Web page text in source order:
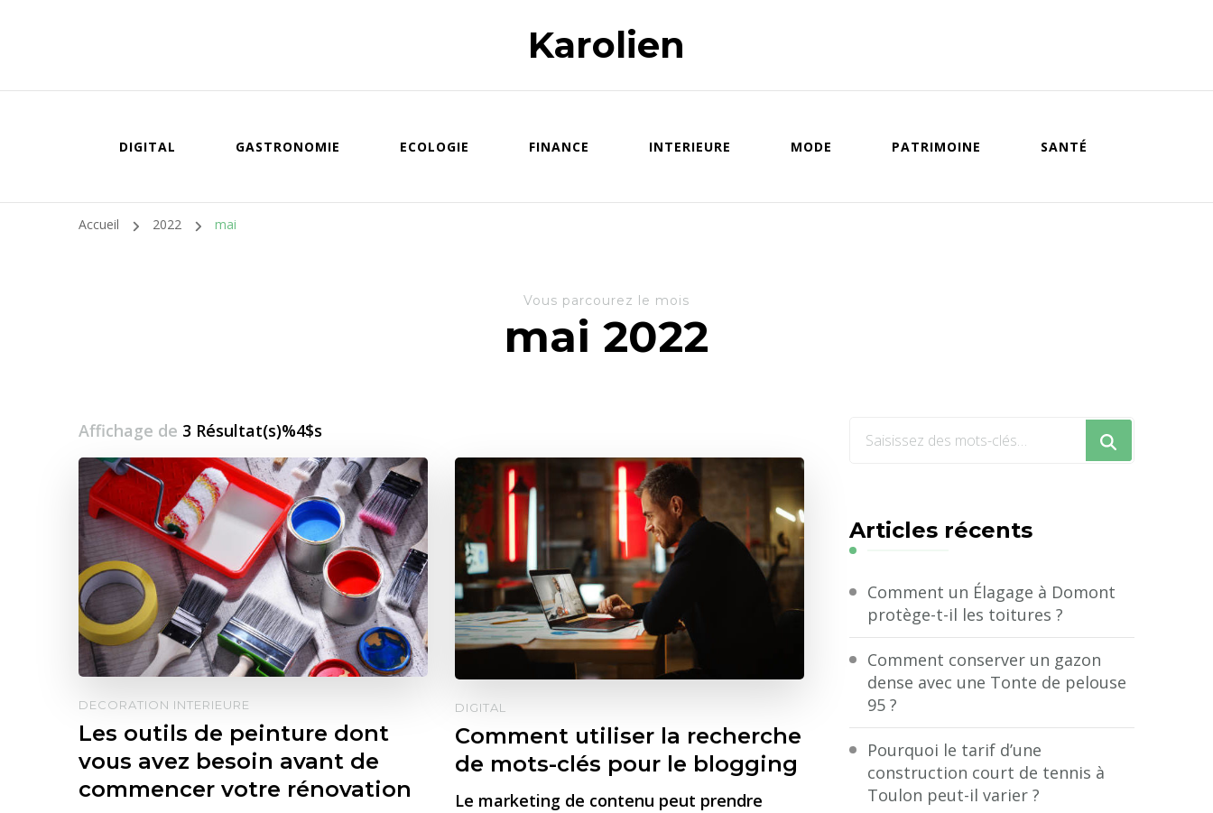
Karolien
DIGITAL GASTRONOMIE ECOLOGIE FINANCE INTERIEURE MODE PATRIMOINE SANTÉ
Accueil 2022 mai
Vous parcourez le mois
mai 2022
Affichage de 3 Résultat(s)%4$s
DECORATION INTERIEURE
Les outils de peinture dont
vous avez besoin avant de
commencer votre rénovation
DIGITAL
Comment utiliser la recherche
de mots-clés pour le blogging
Le marketing de contenu peut prendre
Vous
?
Articles récents
Comment un Élagage à Domont
protège-t-il les toitures ?
Comment conserver un gazon
dense avec une Tonte de pelouse
95 ?
Pourquoi le tarif d’une
construction court de tennis à
Toulon peut-il varier ?